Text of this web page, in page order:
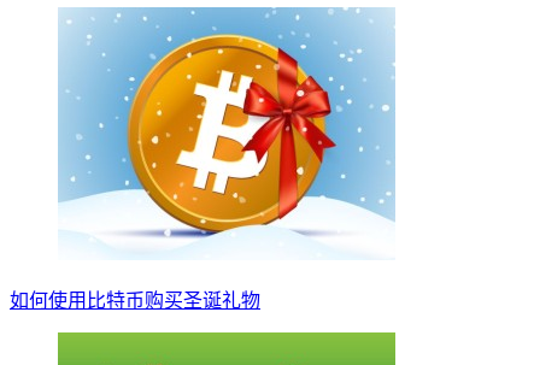
如何使用比特币购买圣诞礼物